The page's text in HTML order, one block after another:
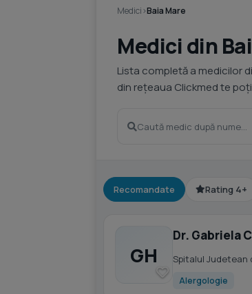
Medici›Baia Mare
Medici din
Lista completă a medicilor
din rețeaua Clickmed te
Recomandate Rating 4+
GH
Dr. Gabriela
Spitalul Judetean
Alergologie